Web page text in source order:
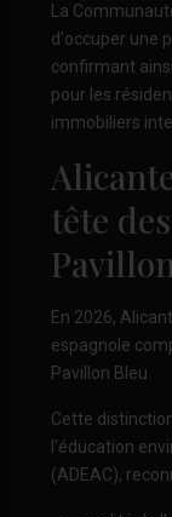
La
d'occuper une
confirmant
pour les
immobiliers
tête
En 2026,
espagnole
Pavillon Bleu.
Cette
l'éducation
(ADEAC),